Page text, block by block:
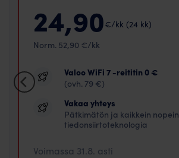
24,90€/kk (24 kk)
Norm. 52,90 €/kk
Valoo WiFi 7 -reititin 0 €
(ovh. 79 €)
Vakaa yhteys
Pätkimätön ja kaikkein nopein
tiedonsiirtoteknologia
Voimassa 31.8. asti